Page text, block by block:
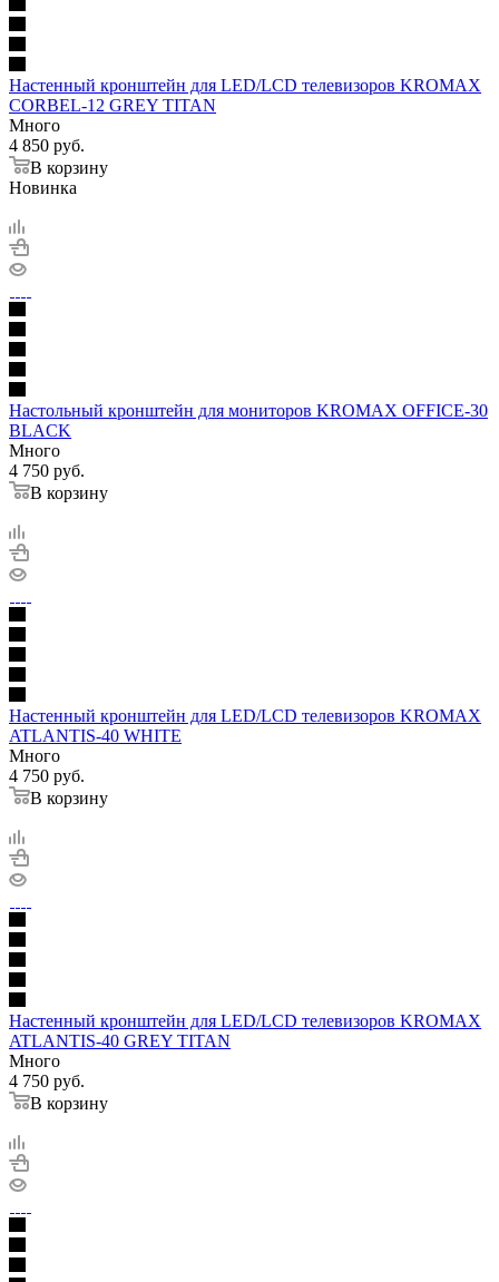
Настенный кронштейн для LED/LCD телевизоров KROMAX
CORBEL-12 GREY TITAN
Много
4 850 руб.
В корзину
Новинка
Настольный кронштейн для мониторов KROMAX OFFICE-30
BLACK
Много
4 750 руб.
В корзину
Настенный кронштейн для LED/LCD телевизоров KROMAX
ATLANTIS-40 WHITE
Много
4 750 руб.
В корзину
Настенный кронштейн для LED/LCD телевизоров KROMAX
ATLANTIS-40 GREY TITAN
Много
4 750 руб.
В корзину